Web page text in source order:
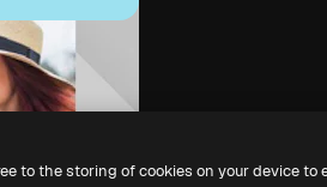
to the storing of cookies on your device to